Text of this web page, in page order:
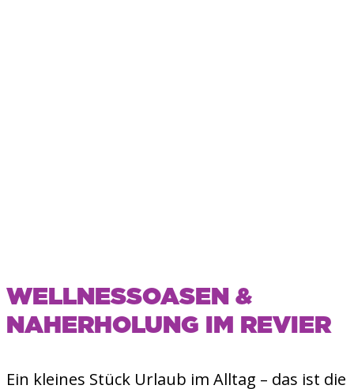
WELLNESSOASEN &
NAHERHOLUNG IM REVIER
Ein kleines Stück Urlaub im Alltag – das ist die